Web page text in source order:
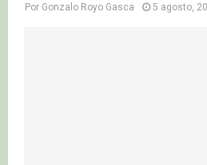
Por Gonzalo Royo Gasca 5 agosto,